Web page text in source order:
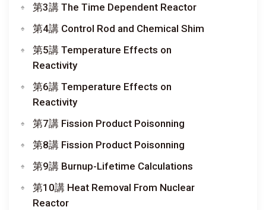
第3講 The Time Dependent Reactor
第4講 Control Rod and Chemical Shim
第5講 Temperature Effects on
Reactivity
第6講 Temperature Effects on
Reactivity
第7講 Fission Product Poisonning
第8講 Fission Product Poisonning
第9講 Burnup-Lifetime Calculations
第10講 Heat Removal From Nuclear
Reactor